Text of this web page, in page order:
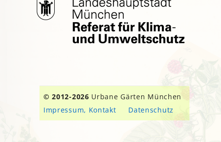
© 2012-2026 Urbane Gärten München
Impressum, Kontakt
Datenschutz